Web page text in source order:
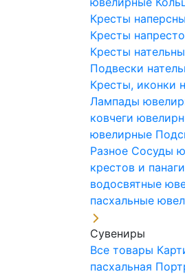
Кресты
Кресты
Кресты
Подвески
Кресты, иконки
Лампады
ковчеги
ювелирные
Разное Сосуды
крестов и
водосвятные
пасхальные
Сувениры
Все товары
пасхальная